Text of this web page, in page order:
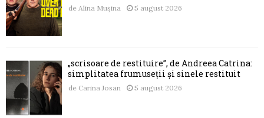
de Alina Mușina 5 august 2026
„scrisoare de restituire”, de Andreea Catrina:
simplitatea frumuseții și sinele restituit
de Carina Josan 5 august 2026